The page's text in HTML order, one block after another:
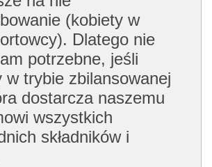
(kobiety w
Dlatego nie
potrzebne, jeśli
w trybie zbilansowanej
dostarcza naszemu
wszystkich
składników i